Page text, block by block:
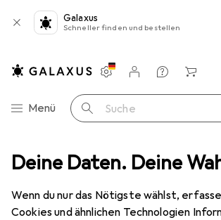
Deine Daten. Deine
Wenn du nur das Nötigste wählst,
Cookies und ähnlichen Technologien
Galaxus
Schneller finden und bestellen
Navigation nach Kategorien
Menü Suche
Einstellungen
Kundenkonto
Vergleichslisten
Merklisten
Warenkorb
Pflanzen Pflanzengefässe Blumentopf